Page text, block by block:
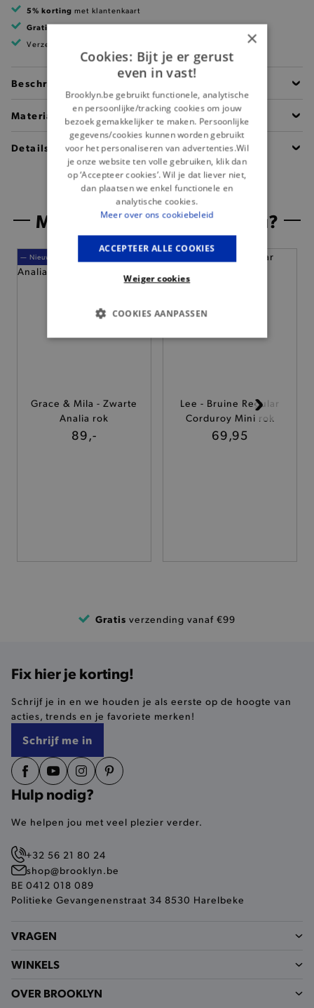
5% korting met klantenkaart
Gratis verzendingvanaf 99 EUR
Verzending binnen 1 à 2 werkdagen
Beschrijving
Materiaal
Details
Misschien is dit iets voor jou?
— Nieuw
Grace & Mila - Zwarte
Analia rok
89,-
Lee - Bruine Regular
Corduroy Mini rok
69,95
Gratis verzending vanaf €99
Fix hier je korting!
Schrijf je in en we houden je als eerste op de hoogte van
acties, trends en je favoriete merken!
Schrijf me in
Hulp nodig?
We helpen jou met veel plezier verder.
+32 56 21 80 24
shop@brooklyn.be
BE 0412 018 089
Politieke Gevangenenstraat 34 8530 Harelbeke
VRAGEN
WINKELS
OVER BROOKLYN
×
Cookies: Bijt je er gerust
even in vast!
Brooklyn.be gebruikt functionele, analytische
en persoonlijke/tracking cookies om jouw
bezoek gemakkelijker te maken. Persoonlijke
gegevens/cookies kunnen worden gebruikt
voor het personaliseren van advertenties.Wil
je onze website ten volle gebruiken, klik dan
op ‘Accepteer cookies’. Wil je dat liever niet,
dan plaatsen we enkel functionele en
analytische cookies.
Meer over ons cookiebeleid
ACCEPTEER ALLE COOKIES
Weiger cookies
COOKIES AANPASSEN
BASIS COOKIES
TARGETING
smulervaring op de site en zorgen ervoor dat de
selected-val
pickupStoreVal